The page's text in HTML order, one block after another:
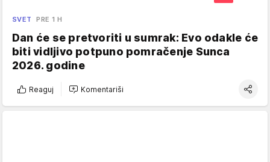
SVET PRE 1 H
Dan će se pretvoriti u sumrak: Evo odakle će
biti vidljivo potpuno pomračenje Sunca
2026. godine
Reaguj Komentariši